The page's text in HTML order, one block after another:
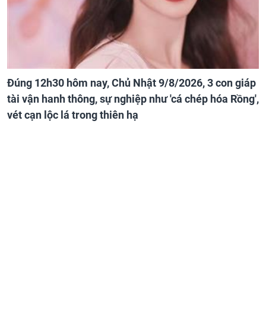
Đúng 12h30 hôm nay, Chủ Nhật 9/8/2026, 3 con giáp
tài vận hanh thông, sự nghiệp như 'cá chép hóa Rồng',
vét cạn lộc lá trong thiên hạ